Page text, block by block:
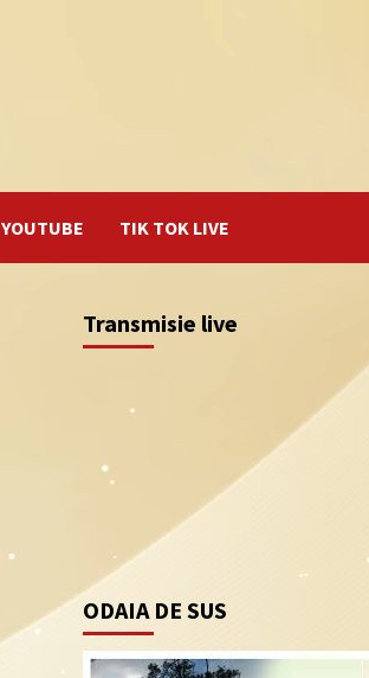
YOUTUBE TIK TOK LIVE
Transmisie live
ODAIA DE SUS